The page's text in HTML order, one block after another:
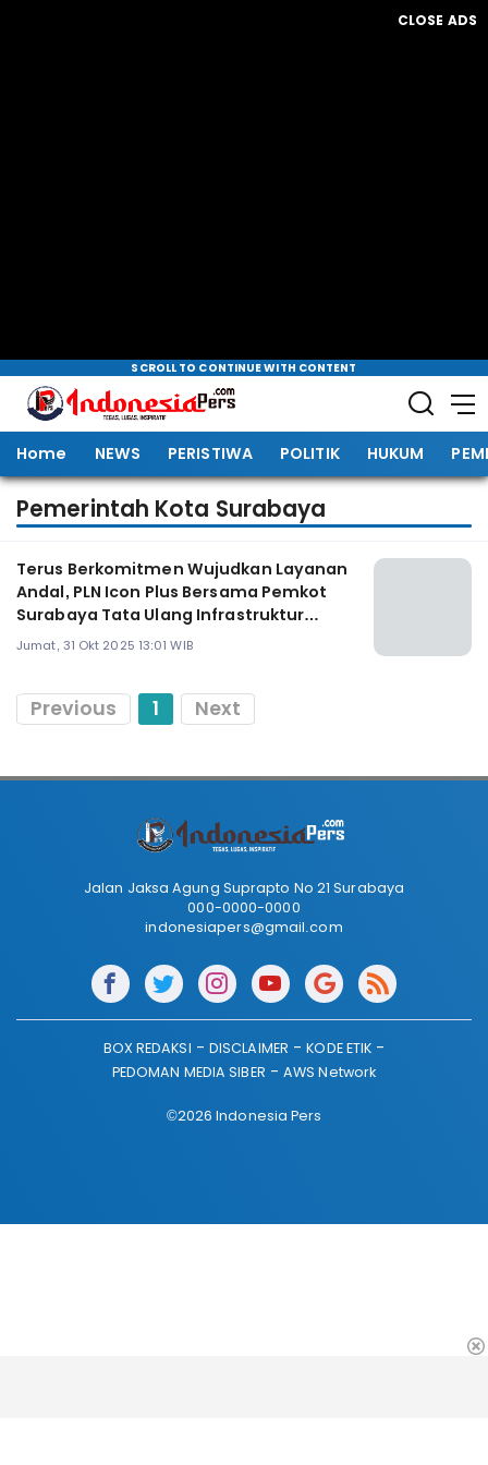
CLOSE ADS
SCROLL TO CONTINUE WITH CONTENT
Home NEWS PERISTIWA POLITIK HUKUM
Pemerintah Kota Surabaya
Terus Berkomitmen Wujudkan Layanan
Andal, PLN Icon Plus Bersama Pemkot
Surabaya Tata Ulang Infrastruktur
Digital Kota
Jumat, 31 Okt 2025 13:01 WIB
Previous 1 Next
Jalan Jaksa Agung Suprapto No 21 Surabaya
000-0000-0000
indonesiapers@gmail.com
BOX REDAKSI DISCLAIMER
KODE ETIK
PEDOMAN MEDIA SIBER
AWS Network
©2026 Indonesia Pers